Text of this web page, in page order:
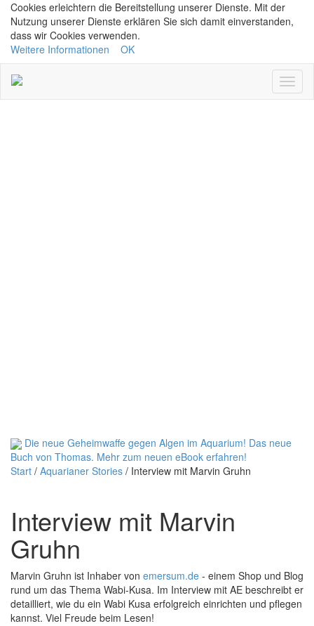
Cookies erleichtern die Bereitstellung unserer Dienste. Mit der
Nutzung unserer Dienste erklären Sie sich damit einverstanden,
dass wir Cookies verwenden.
Weitere Informationen
OK
ein/
Die neue Geheimwaffe gegen Algen im Aquarium! Das neue
Buch von Thomas. Mehr zum neuen eBook erfahren!
Start / Aquarianer Stories / Interview mit Marvin Gruhn
Interview mit Marvin
Gruhn
Marvin Gruhn ist Inhaber von emersum.de - einem Shop und Blog
rund um das Thema Wabi-Kusa. Im Interview mit AE beschreibt er
detailliert, wie du ein Wabi Kusa erfolgreich einrichten und pflegen
kannst. Viel Freude beim Lesen!